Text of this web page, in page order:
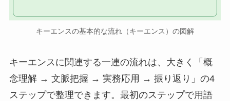
キーエンスの基本的な流れ（キーエンス）の図解
キーエンスに関連する一連の流れは、大きく「概
念理解 → 文脈把握 → 実務応用 → 振り返り」の4
ステップで整理できます。最初のステップで用語